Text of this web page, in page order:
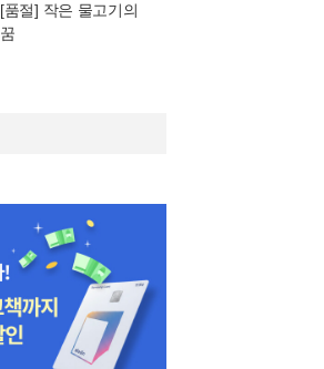
[품절] 작은 물고기의
꿈